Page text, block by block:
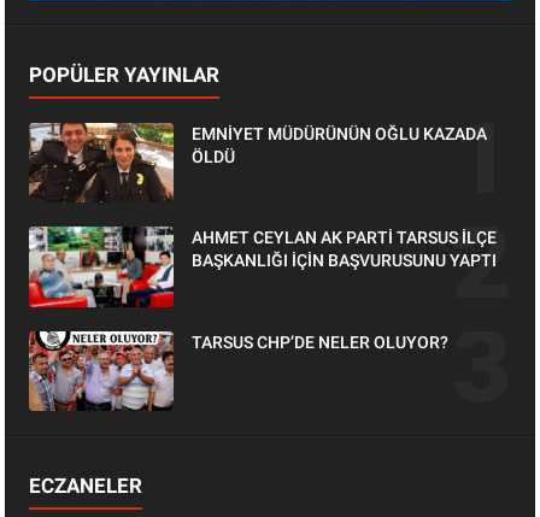
POPÜLER YAYINLAR
EMNİYET MÜDÜRÜNÜN OĞLU KAZADA
ÖLDÜ
AHMET CEYLAN AK PARTİ TARSUS İLÇE
BAŞKANLIĞI İÇİN BAŞVURUSUNU YAPTI
TARSUS CHP’DE NELER OLUYOR?
ECZANELER